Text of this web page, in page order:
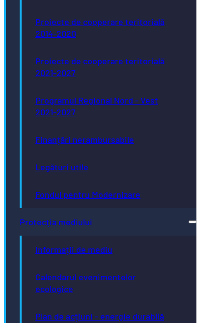
Proiecte de cooperare teritorială
2014-2020
Proiecte de cooperare teritorială
2021-2027
Programul Regional Nord - Vest
2021-2027
Finanțări nerambursabile
Legături utile
Fondul pentru Modernizare
Protecția mediului
Informații de mediu
Calendarul evenimentelor
ecologice
Plan de acțiuni - energie durabilă